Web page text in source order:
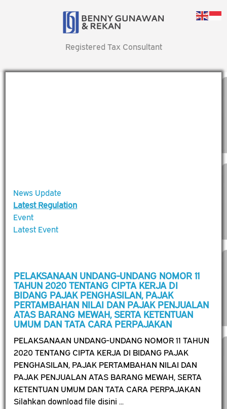
Registered Tax Consultant
News Update
Latest Regulation
Event
Latest Event
PELAKSANAAN UNDANG-UNDANG NOMOR 11
TAHUN 2020 TENTANG CIPTA KERJA DI
BIDANG PAJAK PENGHASILAN, PAJAK
PERTAMBAHAN NILAI DAN PAJAK PENJUALAN
ATAS BARANG MEWAH, SERTA KETENTUAN
UMUM DAN TATA CARA PERPAJAKAN
PELAKSANAAN UNDANG-UNDANG NOMOR 11 TAHUN
2020 TENTANG CIPTA KERJA DI BIDANG PAJAK
PENGHASILAN, PAJAK PERTAMBAHAN NILAI DAN
PAJAK PENJUALAN ATAS BARANG MEWAH, SERTA
KETENTUAN UMUM DAN TATA CARA PERPAJAKAN
Silahkan download file disini ...